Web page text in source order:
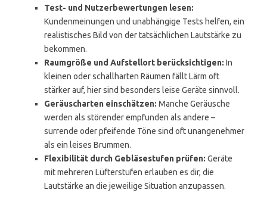
Test- und Nutzerbewertungen lesen:
Kundenmeinungen und unabhängige Tests helfen, ein
realistisches Bild von der tatsächlichen Lautstärke zu
bekommen.
Raumgröße und Aufstellort berücksichtigen: In
kleinen oder schallharten Räumen fällt Lärm oft
stärker auf, hier sind besonders leise Geräte sinnvoll.
Geräuscharten einschätzen: Manche Geräusche
werden als störender empfunden als andere –
surrende oder pfeifende Töne sind oft unangenehmer
als ein leises Brummen.
Flexibilität durch Gebläsestufen prüfen: Geräte
mit mehreren Lüfterstufen erlauben es dir, die
Lautstärke an die jeweilige Situation anzupassen.